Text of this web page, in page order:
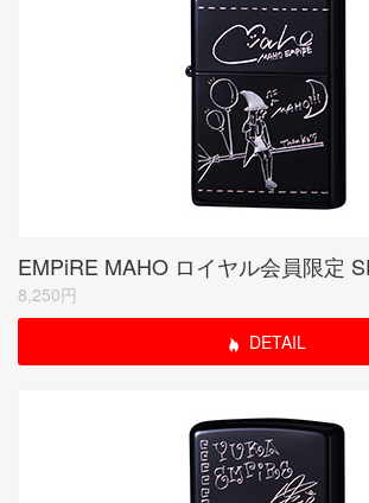
8,250円
DETAIL